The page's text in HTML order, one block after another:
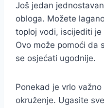
Još jedan
obloga. Možete
toploj vodi, iscijediti
Ovo može pomoći da
se osjećati ugodnije.
Ponekad je vrlo
okruženje. Ugasite